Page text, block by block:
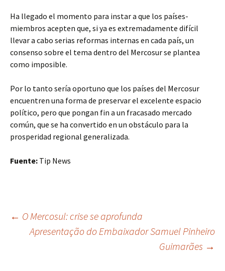
Ha llegado el momento para instar a que los países-
miembros acepten que, si ya es extremadamente difícil
llevar a cabo serias reformas internas en cada país, un
consenso sobre el tema dentro del Mercosur se plantea
como imposible.
Por lo tanto sería oportuno que los países del Mercosur
encuentren una forma de preservar el excelente espacio
político, pero que pongan fin a un fracasado mercado
común, que se ha convertido en un obstáculo para la
prosperidad regional generalizada.
Fuente: Tip News
Navegação
← O Mercosul: crise se aprofunda
Apresentação do Embaixador Samuel Pinheiro
Guimarães →